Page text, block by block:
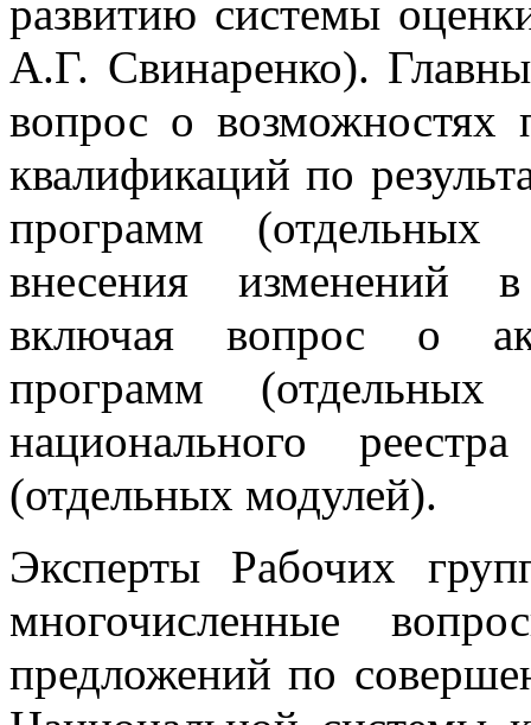
развитию системы
А.Г. Свинаренко).
вопрос о возможностях
квалификаций по
программ
внесения изменений
включая вопрос о
программ
национального
(отдельных модулей).
Эксперты Рабочих
многочисленные
предложений по